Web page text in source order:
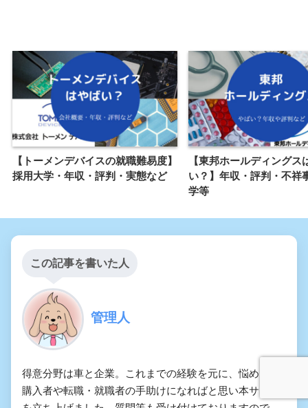
【トーメンデバイスの就職難易度】
採用大学・年収・評判・実態など
【東邦ホールディングス
い？】年収・評判・不祥
学等
この記事を書いた人
管理人
得意分野は車と企業。これまでの経験を元に、悩める車
購入者や転職・就職者の手助けになればと思い本サイト